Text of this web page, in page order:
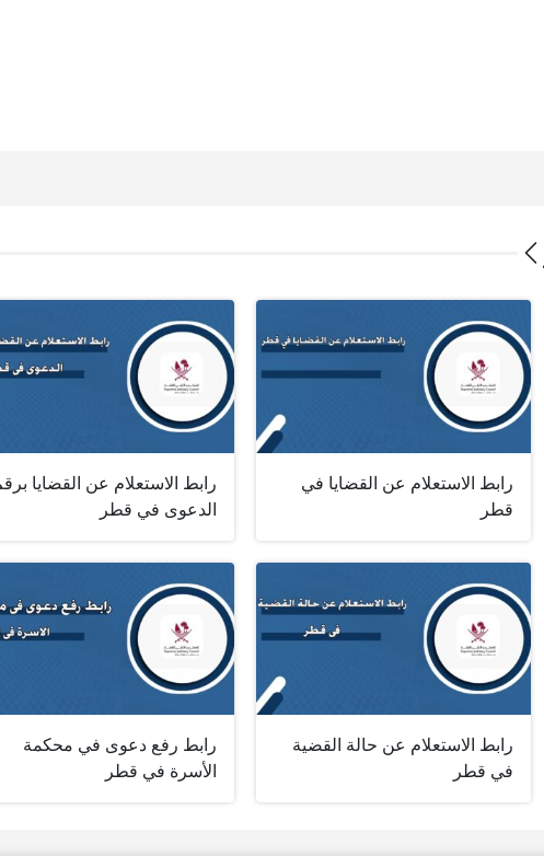
رابط الاستعلام عن القضايا في
قطر
رابط الاستعلام عن القضايا
الدعوى في قطر
رابط الاستعلام عن حالة القضية
في قطر
رابط رفع دعوى في محكمة
الأسرة في قطر